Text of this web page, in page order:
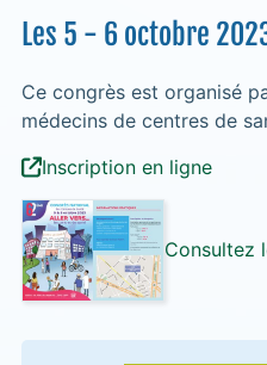
Les 5 - 6 octobre
Ce congrès est organisé
médecins de centres de
Inscription en ligne
Consultez